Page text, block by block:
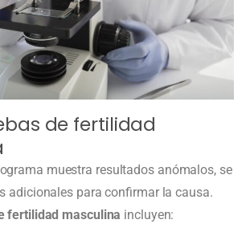
de fertilidad
muestra resultados anómalos, se
adicionales para confirmar la causa.
fertilidad masculina incluyen: